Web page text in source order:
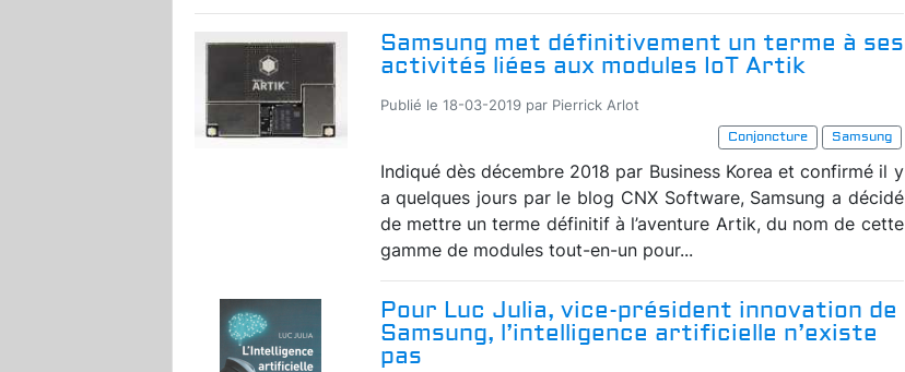
Samsung met définitivement un terme à ses
activités liées aux modules IoT Artik
Publié le 18-03-2019 par Pierrick Arlot
Conjoncture
Samsung
Indiqué dès décembre 2018 par Business Korea et confirmé il y
a quelques jours par le blog CNX Software, Samsung a décidé
de mettre un terme définitif à l’aventure Artik, du nom de cette
gamme de modules tout-en-un pour...
Pour Luc Julia, vice-président innovation de
Samsung, l’intelligence artificielle n’existe
pas